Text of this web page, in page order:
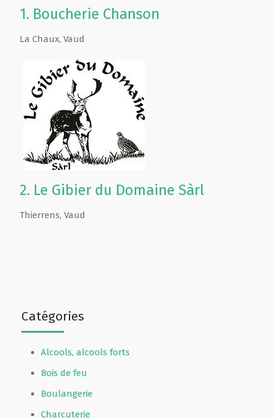
Catégories
Alcools, alcools forts
Bois de feu
Boulangerie
Charcuterie
1. Boucherie Chanson
La Chaux, Vaud
2. Le Gibier du Domaine Sàrl
Thierrens, Vaud